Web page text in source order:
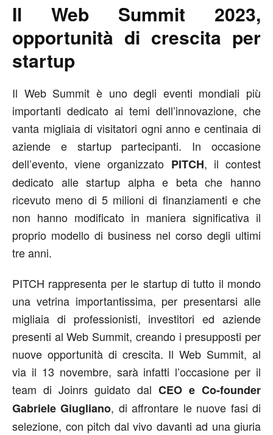
Il Web Summit 2023,
opportunità di crescita per
startup
Il Web Summit è uno degli eventi mondiali più
importanti dedicato ai temi dell’innovazione, che
vanta migliaia di visitatori ogni anno e centinaia di
aziende e startup partecipanti. In occasione
dell’evento, viene organizzato PITCH, il contest
dedicato alle startup alpha e beta che hanno
ricevuto meno di 5 milioni di finanziamenti e che
non hanno modificato in maniera significativa il
proprio modello di business nel corso degli ultimi
tre anni.
PITCH rappresenta per le startup di tutto il mondo
una vetrina importantissima, per presentarsi alle
migliaia di professionisti, investitori ed aziende
presenti al Web Summit, creando i presupposti per
nuove opportunità di crescita. Il Web Summit, al
via il 13 novembre, sarà infatti l’occasione per il
team di Joinrs guidato dal CEO e Co-founder
Gabriele Giugliano, di affrontare le nuove fasi di
selezione, con pitch dal vivo davanti ad una giuria